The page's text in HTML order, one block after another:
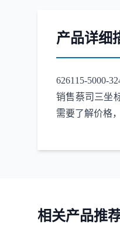
产品详细
626115-5000-
销售蔡司三坐
需要了解价格
相关产品推